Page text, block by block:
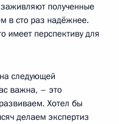
полученные
в сто раз надёжнее.
имеет перспективу для
следующей
важна, – это
Хотел бы
делаем экспертиз